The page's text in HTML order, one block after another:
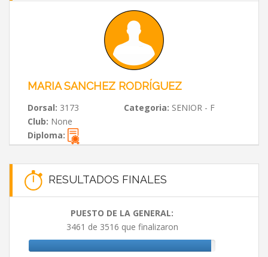
MARIA SANCHEZ RODRÍGUEZ
Dorsal: 3173 Categoria: SENIOR - F
Club: None
Diploma:
RESULTADOS FINALES
PUESTO DE LA GENERAL:
3461 de 3516 que finalizaron